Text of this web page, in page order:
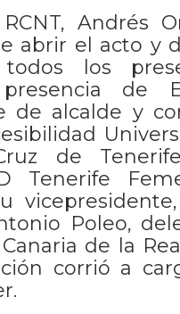
Andrés
abrir el acto y
los
de
de alcalde y
de
Tenerife
Poleo,
de la
corrió a